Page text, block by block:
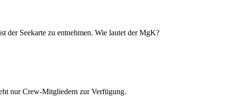
der Seekarte zu entnehmen. Wie lautet der MgK?
nur Crew-Mitgliedern zur Verfügung.